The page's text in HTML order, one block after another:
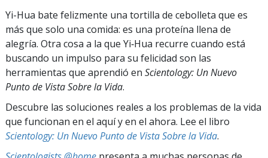
Yi-Hua bate felizmente una tortilla de cebolleta que es
más que solo una comida: es una proteína llena de
alegría. Otra cosa a la que Yi‑Hua recurre cuando está
buscando un impulso para su felicidad son las
herramientas que aprendió en Scientology: Un Nuevo
Punto de Vista Sobre la Vida.
Descubre las soluciones reales a los problemas de la vida
que funcionan en el aquí y en el ahora. Lee el libro
Scientology: Un Nuevo Punto de Vista Sobre la Vida.